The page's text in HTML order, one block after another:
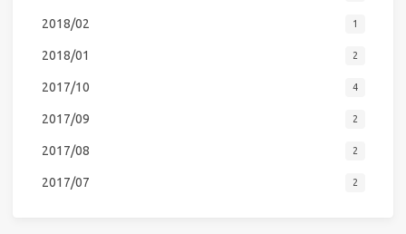
2018/02 1
2018/01 2
2017/10 4
2017/09 2
2017/08 2
2017/07 2